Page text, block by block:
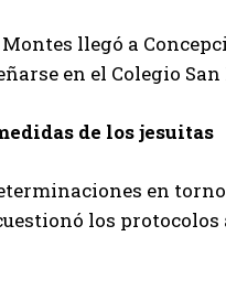
llegó a
en el Colegio
de los jesuitas
en
los